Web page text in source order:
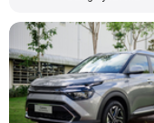
KIA Carens 1.5G IVT
xăng)